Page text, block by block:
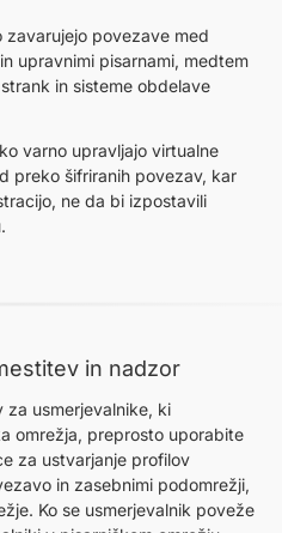
povezave med
upravnimi pisarnami, medtem
in sisteme obdelave
varno upravljajo virtualne
preko šifriranih povezav, kar
ne da bi izpostavili
in nadzor
usmerjevalnike, ki
omrežja, preprosto uporabite
za ustvarjanje profilov
in zasebnimi podomrežji,
Ko se usmerjevalnik poveže